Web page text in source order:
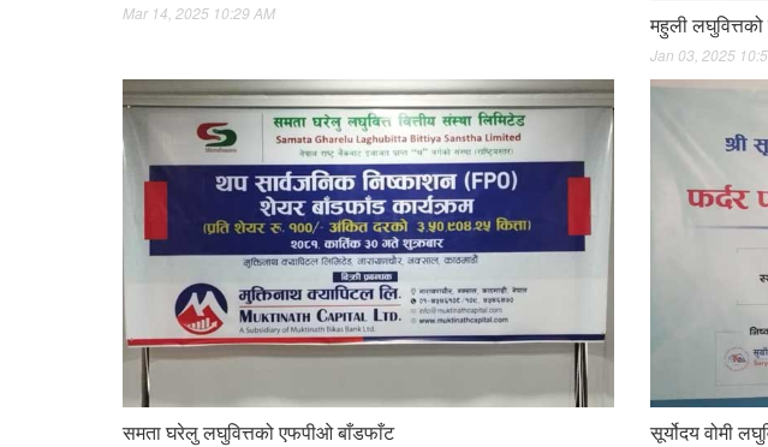
Mar 14, 2025 10:29 AM महुली
Jan 03, 2025
समता घरेलु लघुवित्तको एफपीओ बाँडफाँट सूर्योदय वोमी